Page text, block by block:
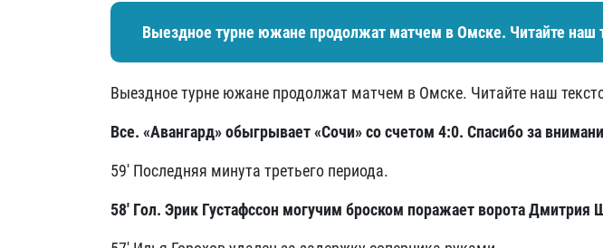
Выездное турне южане продолжат матчем в Омске. Читайте наш
Выездное турне южане продолжат матчем в Омске. Читайте наш
Все. «Авангард» обыгрывает «Сочи»со счетом 4:0. Спасибо за
59' Последняя минута третьего периода.
58' Гол. Эрик Густафссон могучим броском поражает ворота Дмитрия